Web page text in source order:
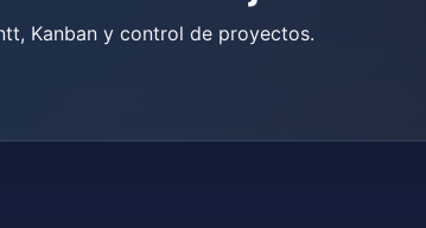
Kanban y control de proyectos.